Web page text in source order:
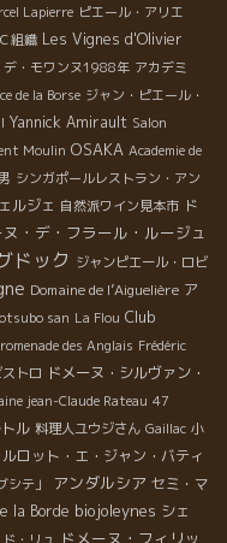
Lapierre ピエール・アリエ
組織 Les Vignes d'Olivier
デ・モワンヌ1988年 アカデミ
de la Borse ジャン・ピエール・
Yannick Amirault Salon
Moulin OSAKA Academie de
シンガポールレストラン・アン
ルジェ 自然派ワイン見本市 ド
ヌ・デ・フラール・ルージュ
ドック ジャンピエール・ロビ
Domaine de l’Aiguelière ア
san La Flou Club
des Anglais Frédéric
トロ ドメーヌ・シルヴァン・
jean-Claude Rateau 47
ル 料理人ユウジさん Gaillac 小
ロット・エ・ジャン・バティ
テ」 アンダルシア セミ・マ
la Borde biojoleynes シェ
ドメーヌ・フィリッ